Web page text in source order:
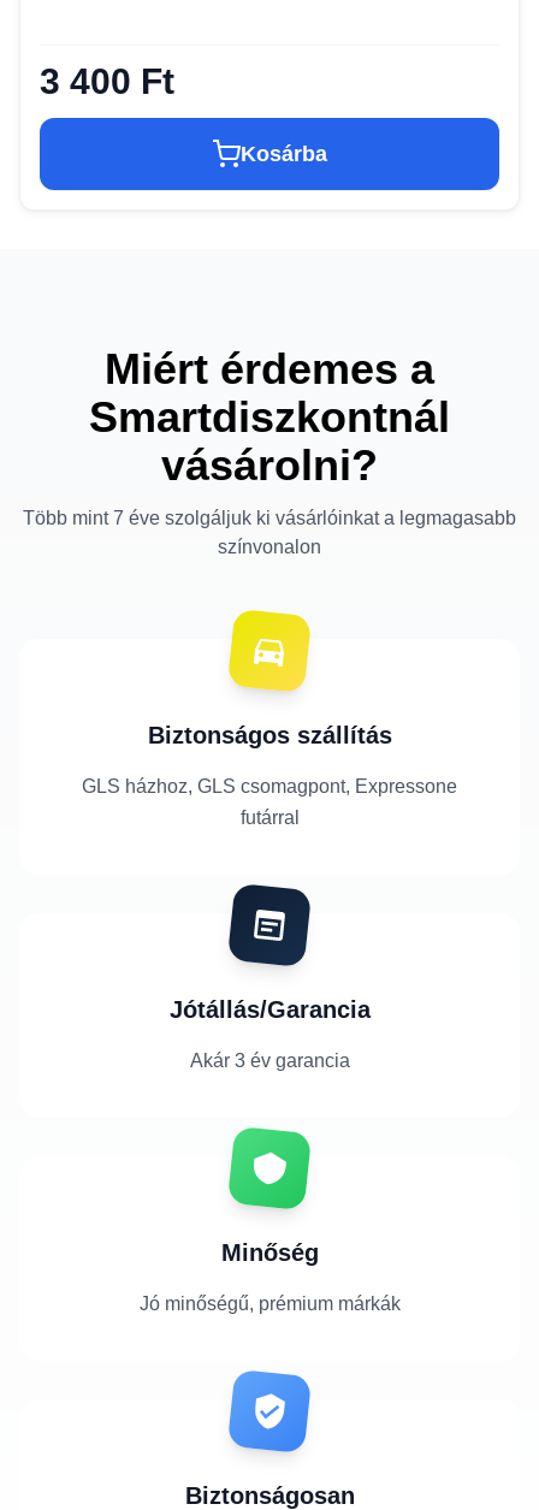
3 400 Ft
Kosárba
Miért érdemes a
Smartdiszkontnál
vásárolni?
Több mint 7 éve szolgáljuk ki vásárlóinkat a legmagasabb
színvonalon
Biztonságos szállítás
GLS házhoz, GLS csomagpont, Expressone
futárral
Jótállás/Garancia
Akár 3 év garancia
Minőség
Jó minőségű, prémium márkák
Biztonságosan